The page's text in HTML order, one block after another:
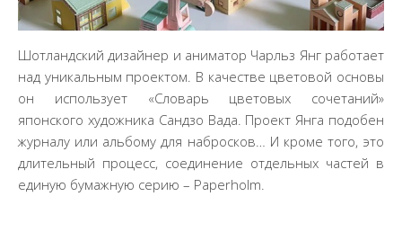
Шотландский дизайнер и аниматор Чарльз Янг работает
над уникальным проектом. В качестве цветовой основы
он использует «Словарь цветовых сочетаний»
японского художника Сандзо Вада. Проект Янга подобен
журналу или альбому для набросков… И кроме того, это
длительный процесс, соединение отдельных частей в
единую бумажную серию – Paperholm.